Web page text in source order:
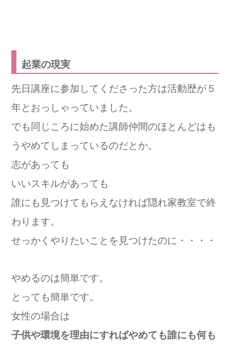
起業の現実
先日講座に参加してくださった方は活動歴が５
年とおっしゃっていました。
でも同じころに始めた講師仲間のほとんどはも
うやめてしまっているのだとか。
志があっても
いいスキルがあっても
誰にも見つけてもらえなければ隠れ家教室で終
わります。
せっかくやりたいことを見つけたのに・・・・
やめるのは簡単です。
とっても簡単です。
女性の場合は
子供や環境を理由にすればやめても誰にも何も